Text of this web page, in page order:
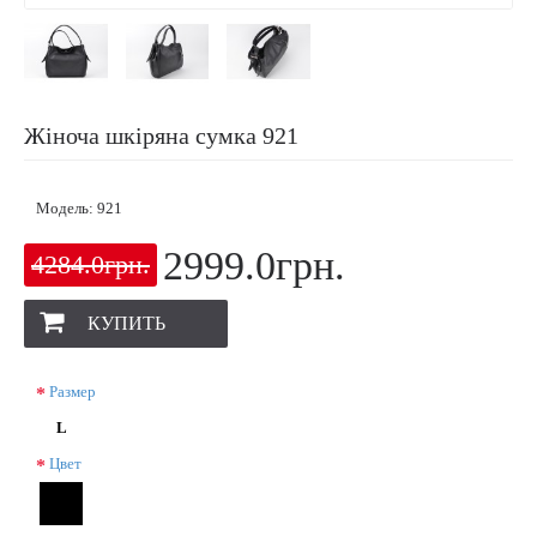
Жіноча шкіряна сумка 921
Модель: 921
4284.0грн. 2999.0грн.
КУПИТЬ
Размер
L
Цвет